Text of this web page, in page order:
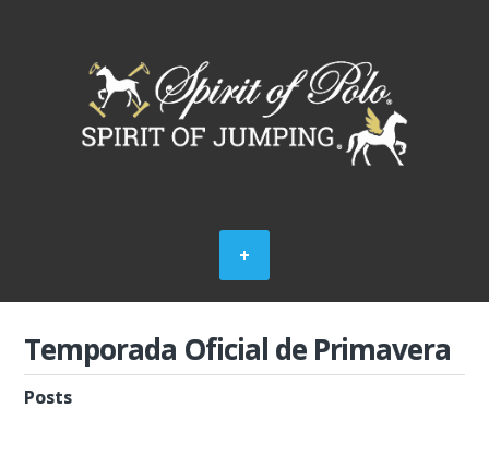
Temporada Oficial de Primavera
Posts